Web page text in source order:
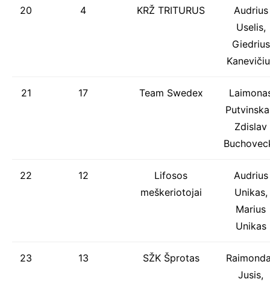
20 4 KRŽ TRITURUS
Audrius
Uselis,
Giedrius
21 17 Team Swedex
Zdislav
22 12
Lifosos
meškeriotojai
Audrius
Unikas,
Marius
Unikas
23 13 SŽK Šprotas
Jusis,